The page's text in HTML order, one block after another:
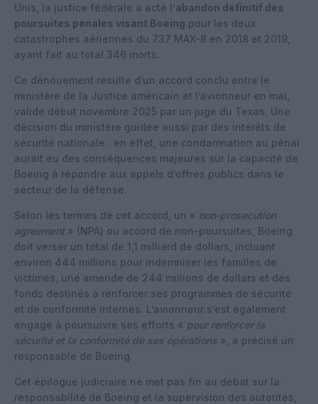
Unis, la justice fédérale a acté l’abandon définitif des
poursuites pénales visant Boeing pour les deux
catastrophes aériennes du 737 MAX-8 en 2018 et 2019,
ayant fait au total 346 morts.
Ce dénouement résulte d’un accord conclu entre le
ministère de la Justice américain et l’avionneur en mai,
validé début novembre 2025 par un juge du Texas. Une
décision du ministère guidée aussi par des intérêts de
sécurité nationale : en effet, une condamnation au pénal
aurait eu des conséquences majeures sur la capacité de
Boeing à répondre aux appels d’offres publics dans le
secteur de la défense.​
Selon les termes de cet accord, un « non-prosecution
agreement » (NPA) ou accord de non-poursuites, Boeing
doit verser un total de 1,1 milliard de dollars, incluant
environ 444 millions pour indemniser les familles de
victimes, une amende de 244 millions de dollars et des
fonds destinés à renforcer ses programmes de sécurité
et de conformité internes. L’avionneur s’est également
engagé à poursuivre ses efforts « pour renforcer la
sécurité et la conformité de ses opérations », a précisé un
responsable de Boeing.​
Cet épilogue judiciaire ne met pas fin au débat sur la
responsabilité de Boeing et la supervision des autorités,